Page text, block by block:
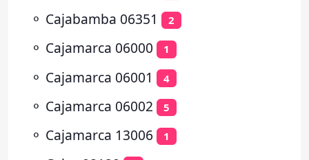
⚬ Cajabamba 06351 2
⚬ Cajamarca 06000 1
⚬ Cajamarca 06001 4
⚬ Cajamarca 06002 5
⚬ Cajamarca 13006 1